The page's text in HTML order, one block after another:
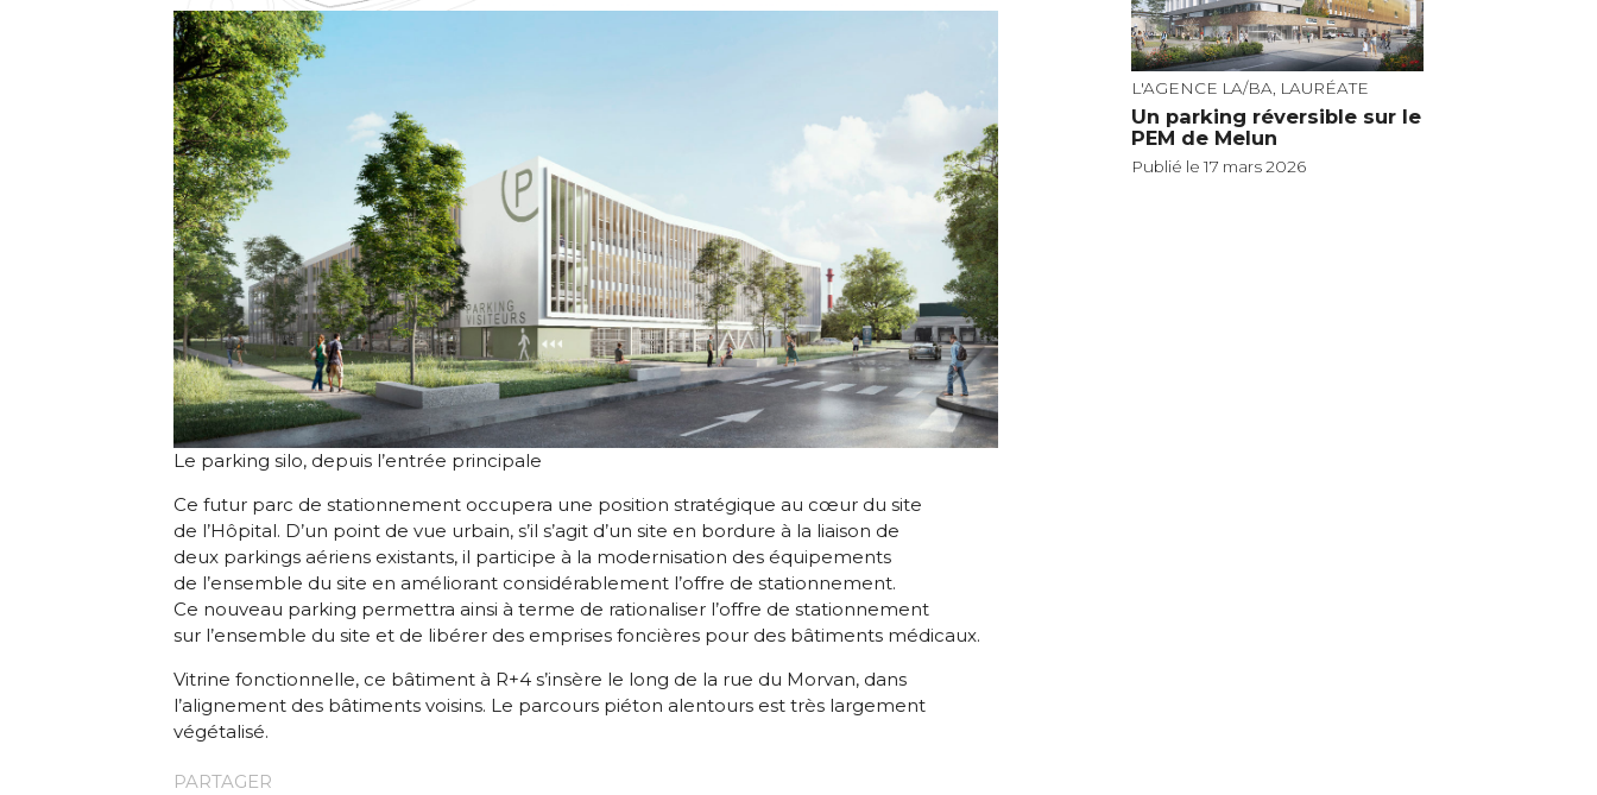
Le parking silo, depuis l’entrée principale
Ce futur parc de stationnement occupera une position stratégique au cœur du site
de l’Hôpital. D’un point de vue urbain, s’il s’agit d’un site en bordure à la liaison de
deux parkings aériens existants, il participe à la modernisation des équipements
de l’ensemble du site en améliorant considérablement l’offre de stationnement.
Ce nouveau parking permettra ainsi à terme de rationaliser l’offre de stationnement
sur l’ensemble du site et de libérer des emprises foncières pour des bâtiments médicaux.
Vitrine fonctionnelle, ce bâtiment à R+4 s’insère le long de la rue du Morvan, dans
l’alignement des bâtiments voisins. Le parcours piéton alentours est très largement
végétalisé.
PARTAGER
L'AGENCE LA/BA, LAURÉATE
Un parking réversible sur le
PEM de Melun
Publié le 17 mars 2026